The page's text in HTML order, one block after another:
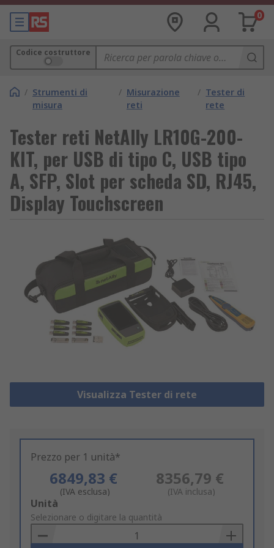
0
Codice costruttore
/ Strumenti di
misura
/ Misurazione
reti
/ Tester di
rete
Tester reti NetAlly LR10G-200-
KIT, per USB di tipo C, USB tipo
A, SFP, Slot per scheda SD, RJ45,
Display Touchscreen
Visualizza Tester di rete
Prezzo per 1 unità*
6849,83 €
(IVA esclusa)
8356,79 €
(IVA inclusa)
Add
to
Basket
Unità
Selezionare o digitare la quantità